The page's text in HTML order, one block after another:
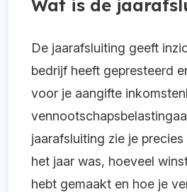
Wat is de
De jaarafsluiting geeft
bedrijf heeft gepresteerd
voor je aangifte
jaarafsluiting zie je
het jaar was, hoeveel
hebt gemaakt en hoe je